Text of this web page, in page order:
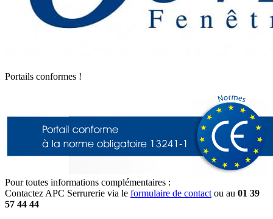
Portails conformes !
Pour toutes informations complémentaires :
Contactez APC Serrurerie via le formulaire de contactou au 01 39
57 44 44